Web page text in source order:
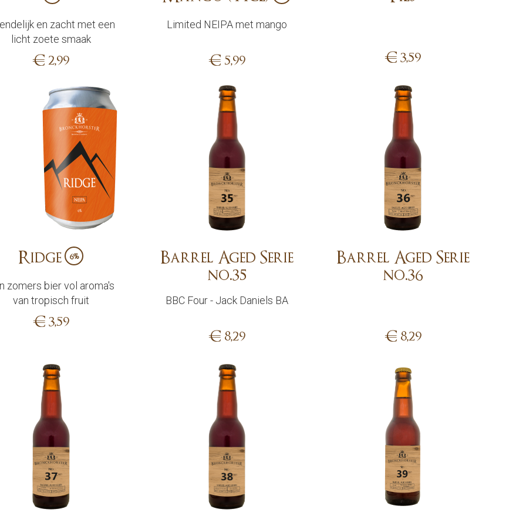
en zacht met een
licht zoete smaak
€ 2,99
Add
Limited NEIPA met mango
€ 5,99
Sold out
€ 3,59
Add
Ridge 6%
zomers bier vol aroma's
van tropisch fruit
€ 3,59
Sold out
Barrel Aged Serie
no.35
BBC Four - Jack Daniels BA
€ 8,29
Add
Barrel Aged Serie
no.36
€ 8,29
Add